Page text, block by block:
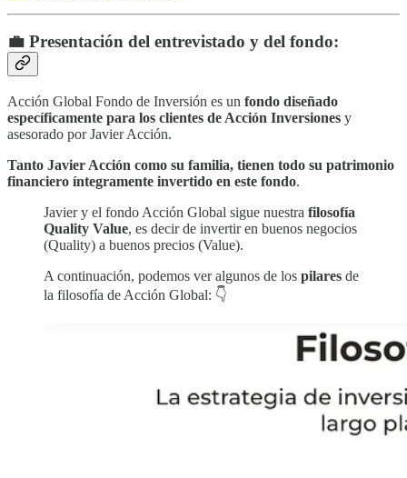
💼 Presentación del entrevistado y del fondo:
Acción Global Fondo de Inversión es un fondo diseñado
específicamente para los clientes de Acción Inversiones y
asesorado por Javier Acción.
Tanto Javier Acción como su familia, tienen todo su patrimonio
financiero íntegramente invertido en este fondo.
Javier y el fondo Acción Global sigue nuestra filosofía
Quality Value, es decir de invertir en buenos negocios
(Quality) a buenos precios (Value).
A continuación, podemos ver algunos de los pilares de
la filosofía de Acción Global: 👇